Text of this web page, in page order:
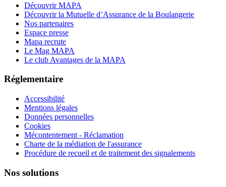
Découvrir MAPA
Découvrir la Mutuelle d’Assurance de la Boulangerie
Nos partenaires
Espace presse
Mapa recrute
Le Mag MAPA
Le club Avantages de la MAPA
Réglementaire
Accessibilité
Mentions légales
Données personnelles
Cookies
Mécontentement - Réclamation
Charte de la médiation de l'assurance
Procédure de recueil et de traitement des signalements
Nos solutions